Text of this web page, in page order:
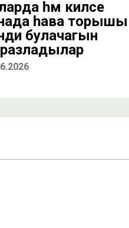
һәм киләсе
һава торышы
булачагын